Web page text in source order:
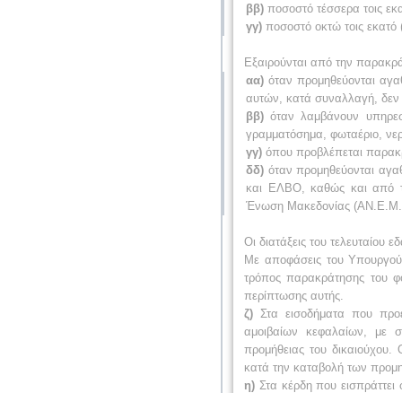
ββ) ποσοστό τέσσερα τοις
γγ) ποσοστό οκτώ τοις
Εξαιρούνται από την
αα) όταν προμηθεύονται
αυτών, κατά συναλλαγή, δεν
ββ) όταν λαμβάνουν
γραμματόσημα, φωταέριο,
γγ) όπου προβλέπεται
δδ) όταν προμηθεύονται
και ΕΛΒΟ, καθώς και από το
Ένωση Μακεδονίας
Οι διατάξεις του
Με αποφάσεις του Υπουργού
τρόπος παρακράτησης του
περίπτωσης αυτής.
ζ) Στα εισοδήματα που
αμοιβαίων κεφαλαίων, με
προμήθειας του
κατά την καταβολή των
η) Στα κέρδη που